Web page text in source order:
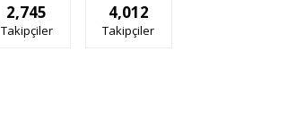
2,745
Takipçiler
4,012
Takipçiler